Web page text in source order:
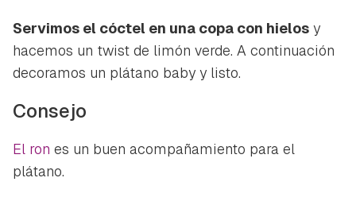
Servimos el cóctel en una copa con hielos y
hacemos un twist de limón verde. A continuación
decoramos un plátano baby y listo.
Consejo
El ron es un buen acompañamiento para el
plátano.